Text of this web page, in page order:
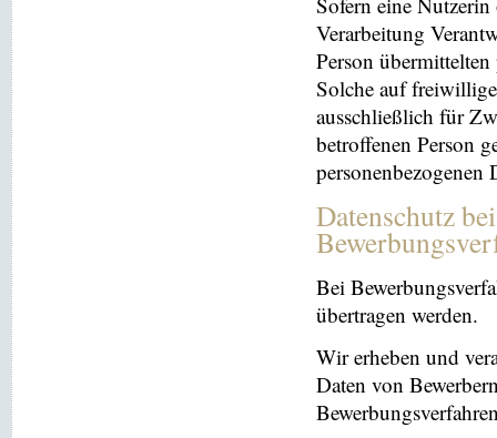
Verarbeitung
Person übermittelten
Solche auf
ausschließlich für
betroffenen Person
personenbezogenen
Datenschutz
Bei
übertragen werden.
Wir erheben und
Daten von